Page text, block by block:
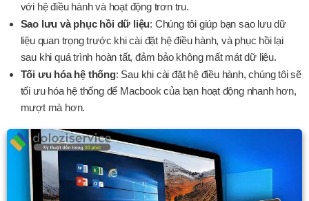
với hệ điều hành và hoạt động trơn tru.
Sao lưu và phục hồi dữ liệu: Chúng tôi giúp bạn sao lưu dữ
liệu quan trọng trước khi cài đặt hệ điều hành, và phục hồi lại
sau khi quá trình hoàn tất, đảm bảo không mất mát dữ liệu.
Tối ưu hóa hệ thống: Sau khi cài đặt hệ điều hành, chúng tôi sẽ
tối ưu hóa hệ thống để Macbook của bạn hoạt động nhanh hơn,
mượt mà hơn.